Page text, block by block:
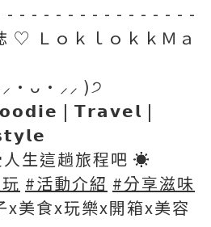
- - - - - - - - - - - - - - -
♡ ＬｏｋｌｏｋｋＭａ
)੭
| 𝗧𝗿𝗮𝘃𝗲𝗹 |
生這趟旅程吧 ☀︎︎
#活動介紹 #分享滋味
美食x玩樂x開箱x美容